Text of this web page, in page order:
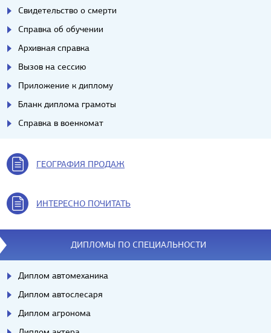
Свидетельство о смерти
Справка об обучении
Архивная справка
Вызов на сессию
Приложение к диплому
Бланк диплома грамоты
Справка в военкомат
ГЕОГРАФИЯ ПРОДАЖ
ИНТЕРЕСНО ПОЧИТАТЬ
ДИПЛОМЫ ПО СПЕЦИАЛЬНОСТИ
Диплом автомеханика
Диплом автослесаря
Диплом агронома